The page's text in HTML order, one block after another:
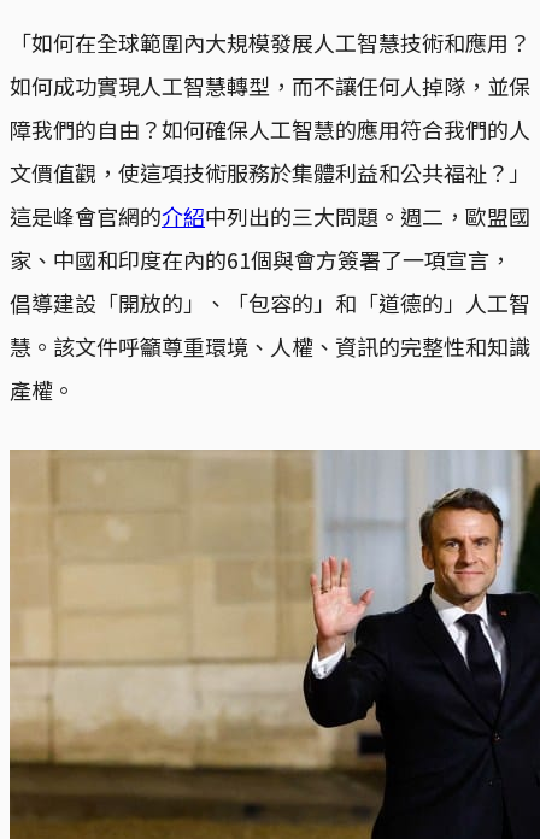
「如何在全球範圍內大規模發展人工智慧技術和應用？
如何成功實現人工智慧轉型，而不讓任何人掉隊，並保
障我們的自由？如何確保人工智慧的應用符合我們的人
文價值觀，使這項技術服務於集體利益和公共福祉？」
這是峰會官網的介紹中列出的三大問題。週二，歐盟國
家、中國和印度在內的61個與會方簽署了一項宣言，
倡導建設「開放的」、「包容的」和「道德的」人工智
慧。該文件呼籲尊重環境、人權、資訊的完整性和知識
產權。